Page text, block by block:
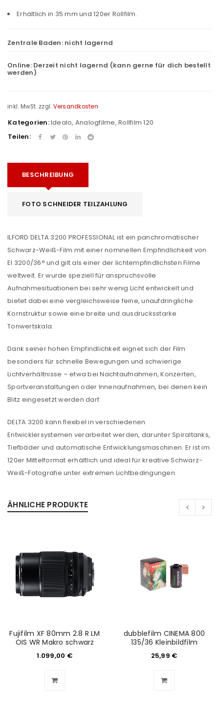
Erhältlich in 35 mm und 120er Rollfilm.
Zentrale Baden: nicht lagernd
Online: Derzeit nicht lagernd (kann gerne für dich bestellt
werden)
inkl. MwSt. zzgl. Versandkosten
Kategorien:Idealo, Analogfilme, Rollfilm 120
Teilen:
BESCHREIBUNG
FOTO SCHNEIDER TEILZAHLUNG
ILFORD DELTA 3200 PROFESSIONAL ist ein panchromatischer
Schwarz-Weiß-Film mit einer nominellen Empfindlichkeit von
EI 3200/36° und gilt als einer der lichtempfindlichsten Filme
weltweit. Er wurde speziell für anspruchsvolle
Aufnahmesituationen bei sehr wenig Licht entwickelt und
bietet dabei eine vergleichsweise feine, unaufdringliche
Kornstruktur sowie eine breite und ausdrucksstarke
Tonwertskala.
Dank seiner hohen Empfindlichkeit eignet sich der Film
besonders für schnelle Bewegungen und schwierige
Lichtverhältnisse – etwa bei Nachtaufnahmen, Konzerten,
Sportveranstaltungen oder Innenaufnahmen, bei denen kein
Blitz eingesetzt werden darf.
DELTA 3200 kann flexibel in verschiedenen
Entwicklersystemen verarbeitet werden, darunter Spiraltanks,
Tiefbäder und automatische Entwicklungsmaschinen. Er ist im
120er Mittelformat erhältlich und ideal für kreative Schwarz-
Weiß-Fotografie unter extremen Lichtbedingungen.
ÄHNLICHE PRODUKTE
Fujifilm XF 80mm 2.8 R LM
OIS WR Makro schwarz
1.099,00 €
dubblefilm CINEMA 800
135/36 Kleinbildfilm
25,99 €